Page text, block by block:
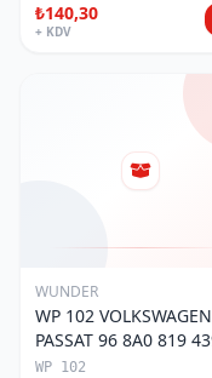
₺140,30
+ KDV
WUNDER
WP 102 VOLKSWAGEN
PASSAT 96 8A0 819 439
Polen Filtresi
WP 102